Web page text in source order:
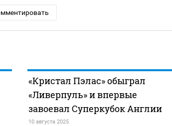
«Кристал Пэлас» обыграл
«Ливерпуль» и впервые
завоевал Суперкубок Англии
10 августа 2025